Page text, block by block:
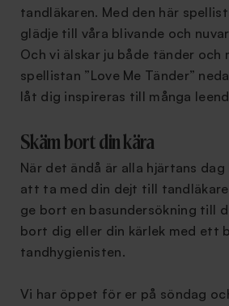
tandläkaren. Med den här
glädje till våra blivande och
Och vi älskar ju både tänder och
spellistan ”Love Me Tänder”
låt dig inspireras till många
Skäm bort din kära
När det ändå är alla hjärtans dag
att ta med din dejt till
ge bort en basundersökning till
bort dig eller din kärlek med ett
tandhygienisten.
Vi har öppet för er på söndag